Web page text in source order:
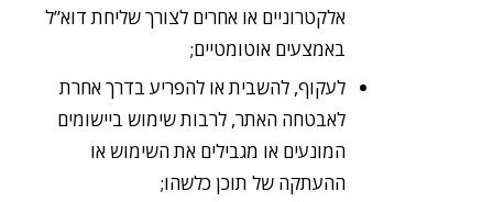
אלקטרוניים או אחרים לצורך שליחת דוא”ל
באמצעים אוטומטיים;
לעקוף, להשבית או להפריע בדרך אחרת
לאבטחה האתר, לרבות שימוש ביישומים
המונעים או מגבילים את השימוש או
ההעתקה של תוכן כלשהו;